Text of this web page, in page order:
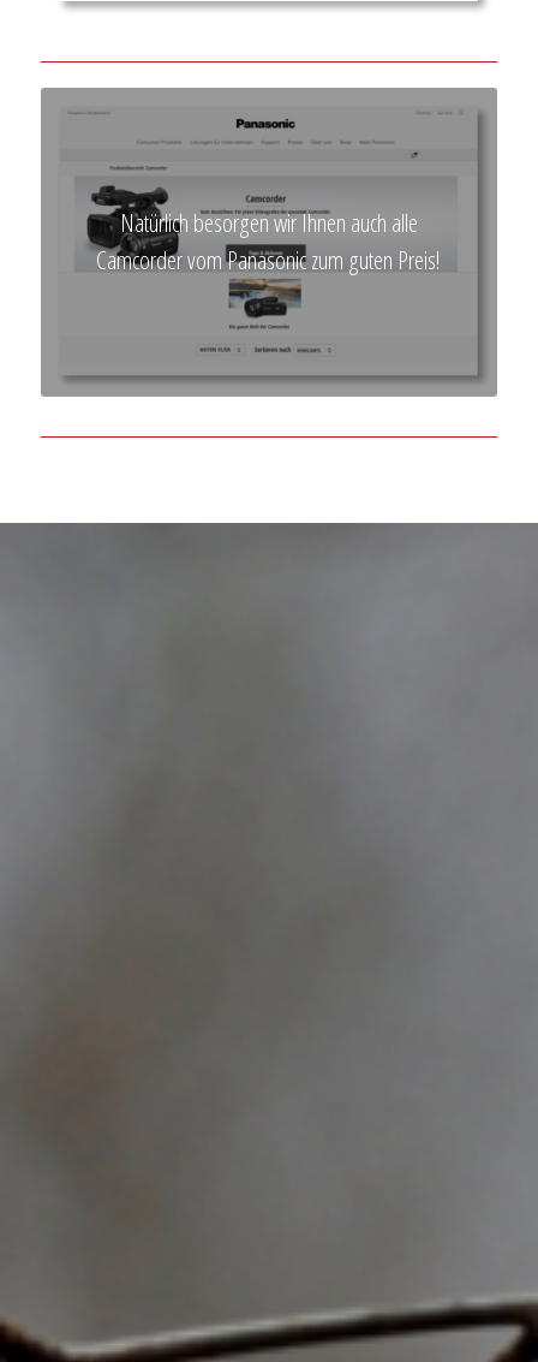
Natürlich besorgen wir Ihnen auch alle
Camcorder vom Panasonic zum guten Preis!